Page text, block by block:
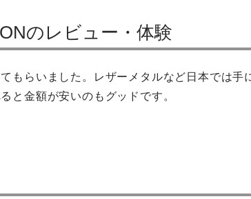
のレビュー・体験
もらいました。レザーメタルなど日本では手
と金額が安いのもグッドです。